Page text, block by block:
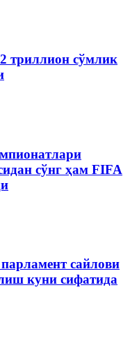
триллион сўмлик
сўнг ҳам FIFA
сайлови
куни сифатида